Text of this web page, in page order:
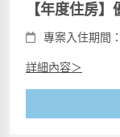
【年度住房】
專案入住期間
詳細內容＞